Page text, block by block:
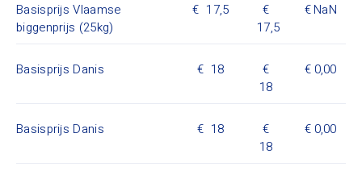
Basisprijs Vlaamse
biggenprijs (25kg)
17,5
17,5
NaN
Basisprijs Danis
18
18
0,00
Basisprijs Danis
18
18
0,00